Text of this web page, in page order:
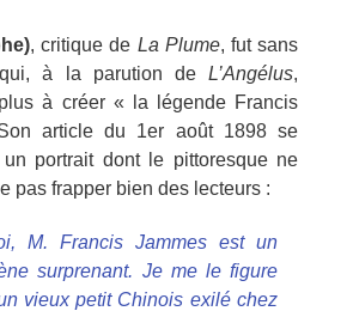
, critique de La Plume, fut sans
à la parution de L’Angélus,
à créer « la légende Francis
article du 1er août 1898 se
portrait dont le pittoresque ne
pas frapper bien des lecteurs :
M. Francis Jammes est un
surprenant. Je me le figure
vieux petit Chinois exilé chez